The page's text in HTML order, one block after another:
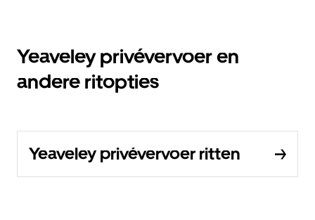
Yeaveley privévervoer en
andere ritopties
Yeaveley privévervoer ritten